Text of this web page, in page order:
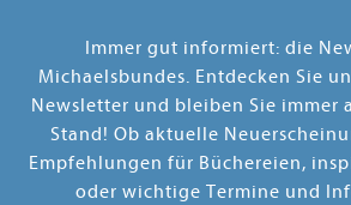
Immer gut informiert: die
Michaelsbundes. Entdecken Sie
Newsletter und bleiben Sie immer
Stand! Ob aktuelle
Empfehlungen für Büchereien,
oder wichtige Termine und